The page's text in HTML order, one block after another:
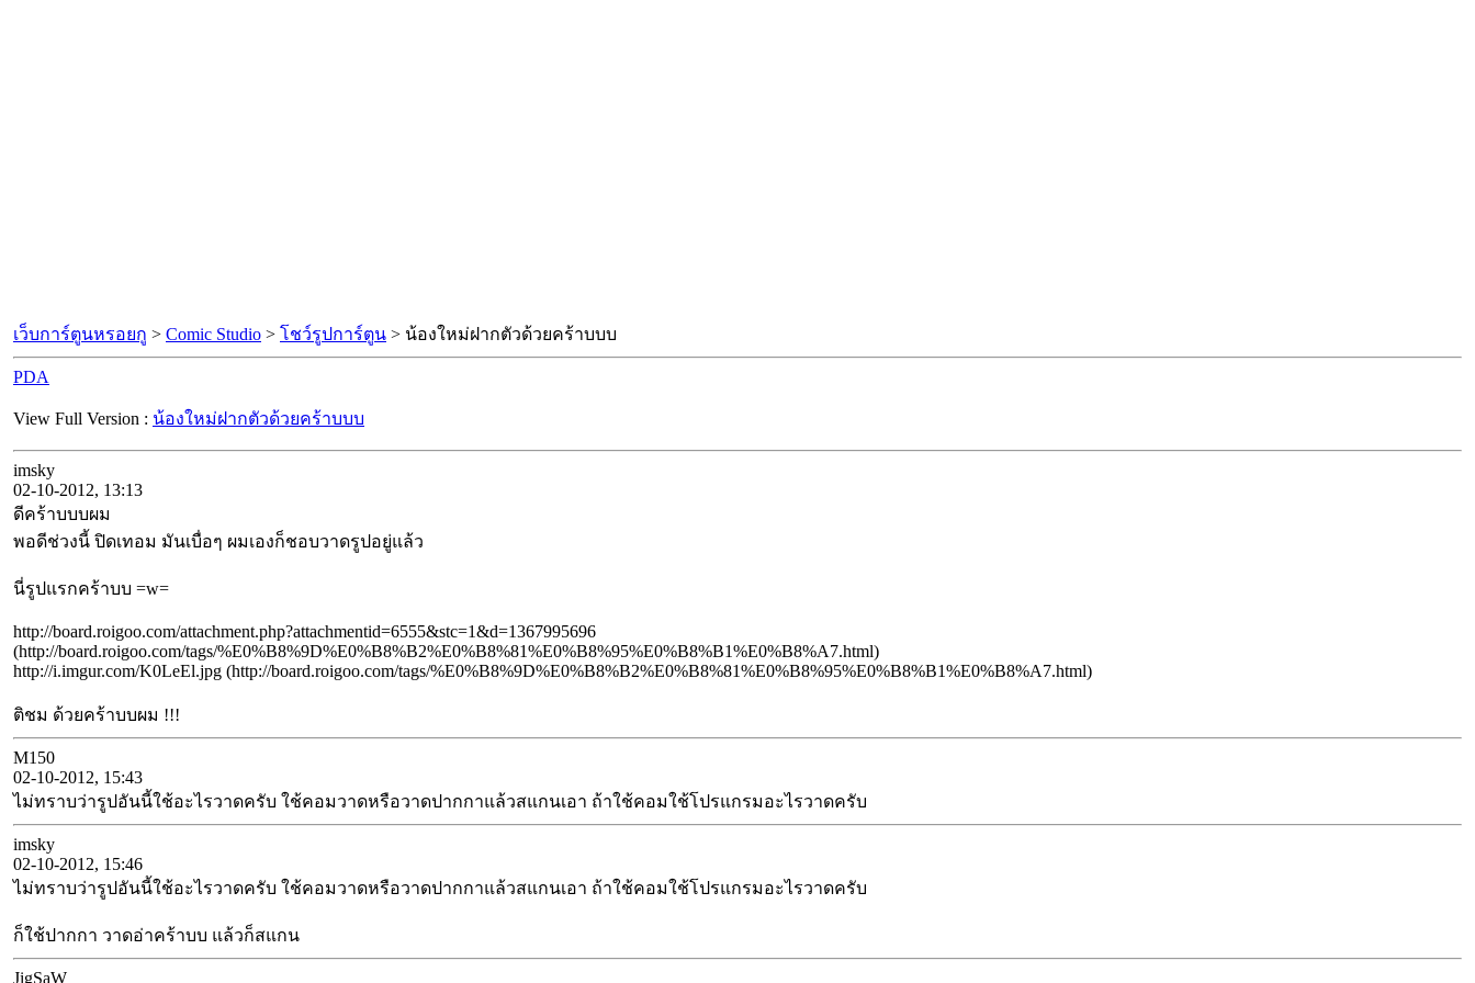
เว็บการ์ตูนหรอยกู > Comic Studio > โชว์รูปการ์ตูน > น้องใหม่ฝากตัวด้วยคร้าบบบ
PDA
View Full Version : น้องใหม่ฝากตัวด้วยคร้าบบบ
imsky
02-10-2012, 13:13
ดีคร้าบบบผม
พอดีช่วงนี้ ปิดเทอม มันเบื่อๆ ผมเองก็ชอบวาดรูปอยู่แล้ว
นี่รูปแรกคร้าบบ =w=
http://board.roigoo.com/attachment.php?attachmentid=6555&stc=1&d=1367995696
(http://board.roigoo.com/tags/%E0%B8%9D%E0%B8%B2%E0%B8%81%E0%B8%95%E0%B8%B1%E0%B8%A7.html)
http://i.imgur.com/K0LeEl.jpg (http://board.roigoo.com/tags/%E0%B8%9D%E0%B8%B2%E0%B8%81%E0%B8%95%E0%B8%B1%E0%B8%A7.html)
ติชม ด้วยคร้าบบผม !!!
M150
02-10-2012, 15:43
ไม่ทราบว่ารูปอันนี้ใช้อะไรวาดครับ ใช้คอมวาดหรือวาดปากกาแล้วสแกนเอา ถ้าใช้คอมใช้โปรแกรมอะไรวาดครับ
imsky
02-10-2012, 15:46
ไม่ทราบว่ารูปอันนี้ใช้อะไรวาดครับ ใช้คอมวาดหรือวาดปากกาแล้วสแกนเอา ถ้าใช้คอมใช้โปรแกรมอะไรวาดครับ
ก็ใช้ปากกา วาดอ่าคร้าบบ แล้วก็สแกน
JigSaW